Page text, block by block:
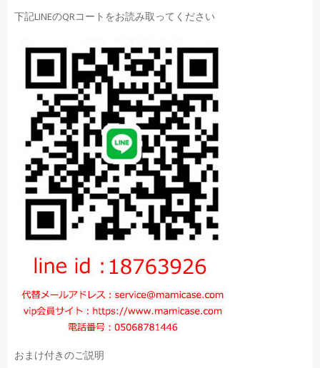
下記LINEのQRコートをお読み取ってください
おまけ付きのご説明